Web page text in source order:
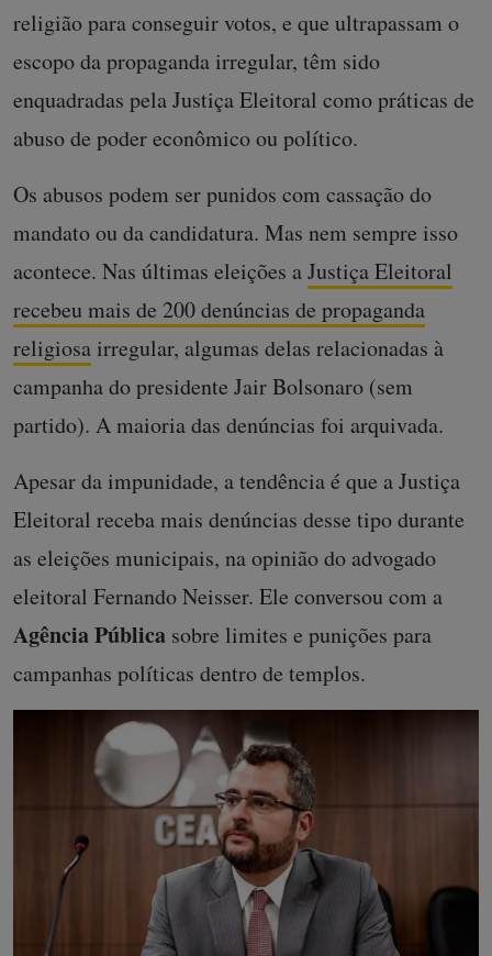
religião para conseguir votos, e que ultrapassam o
escopo da propaganda irregular, têm sido
enquadradas pela Justiça Eleitoral como práticas de
abuso de poder econômico ou político.
Os abusos podem ser punidos com cassação do
mandato ou da candidatura. Mas nem sempre isso
acontece. Nas últimas eleições aJustiça Eleitoral
recebeu mais de 200 denúncias de propaganda
religiosairregular, algumas delas relacionadas à
campanha do presidente Jair Bolsonaro (sem
partido). A maioria das denúncias foi arquivada.
Apesar da impunidade, a tendência é que a Justiça
Eleitoral receba mais denúncias desse tipo durante
as eleições municipais, na opinião do advogado
eleitoral Fernando Neisser. Ele conversou com a
Agência Pública sobre limites e punições para
campanhas políticas dentro de templos.